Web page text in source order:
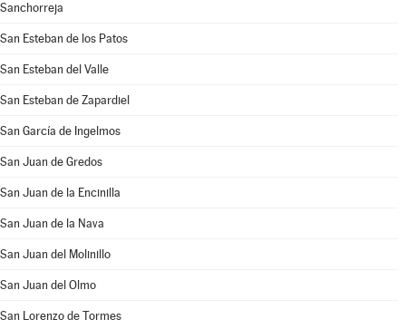
Sanchorreja
San Esteban de los Patos
San Esteban del Valle
San Esteban de Zapardiel
San García de Ingelmos
San Juan de Gredos
San Juan de la Encinilla
San Juan de la Nava
San Juan del Molinillo
San Juan del Olmo
San Lorenzo de Tormes